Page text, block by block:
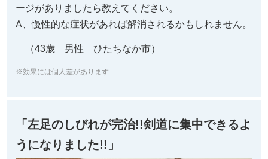
ージがありましたら教えてください。
A、慢性的な症状があれば解消されるかもしれません。
（43歳 男性 ひたちなか市）
※効果には個人差があります
「左足のしびれが完治!!剣道に集中できるよ
うになりました!!」